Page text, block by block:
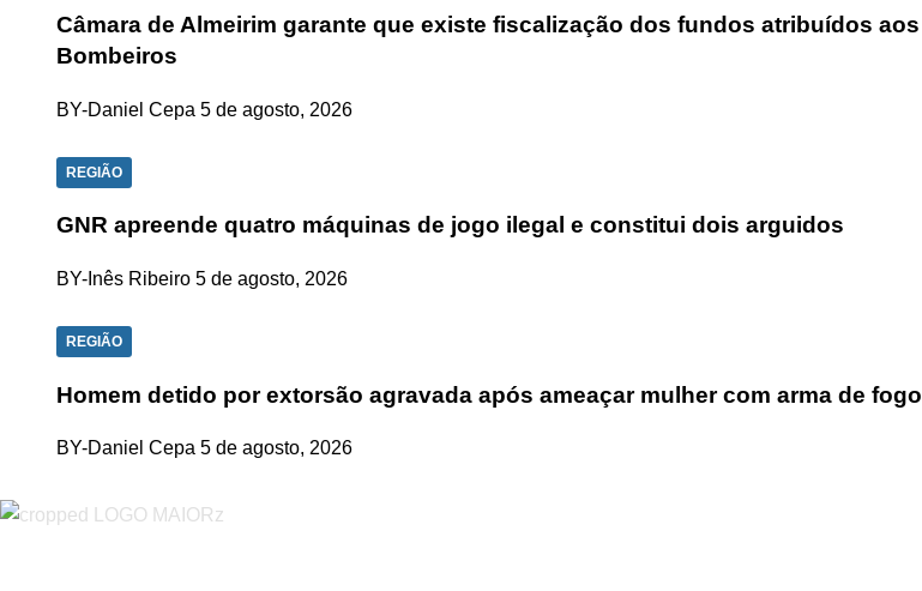
Câmara de Almeirim garante que existe fiscalização dos fundos atribuídos aos
Bombeiros
BY-Daniel Cepa 5 de agosto, 2026
REGIÃO
GNR apreende quatro máquinas de jogo ilegal e constitui dois arguidos
BY-Inês Ribeiro 5 de agosto, 2026
REGIÃO
Homem detido por extorsão agravada após ameaçar mulher com arma de fogo
BY-Daniel Cepa 5 de agosto, 2026